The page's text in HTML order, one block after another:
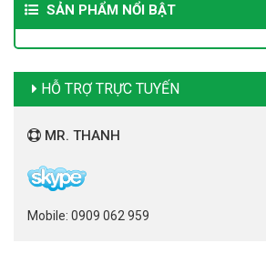
SẢN PHẨM NỔI BẬT
HỖ TRỢ TRỰC TUYẾN
MR. THANH
Mobile: 0909 062 959